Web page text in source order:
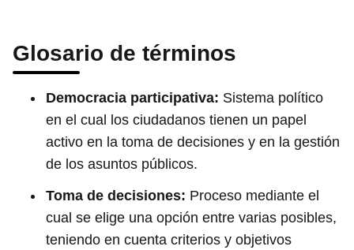
Glosario de términos
Democracia participativa: Sistema político
en el cual los ciudadanos tienen un papel
activo en la toma de decisiones y en la gestión
de los asuntos públicos.
Toma de decisiones: Proceso mediante el
cual se elige una opción entre varias posibles,
teniendo en cuenta criterios y objetivos